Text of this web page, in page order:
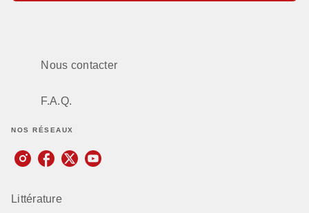
Nous contacter
F.A.Q.
NOS RÉSEAUX
Littérature